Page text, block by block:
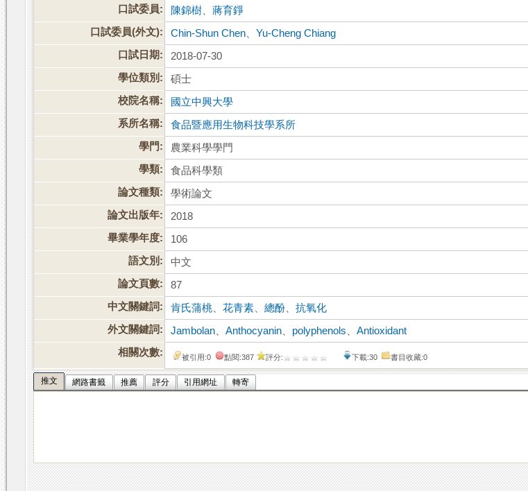
口試委員:
陳錦樹 、蔣育錚
口試委員(外文):
Chin-Shun Chen 、Yu-Cheng Chiang
口試日期:
2018-07-30
學位類別:
碩士
校院名稱:
國立中興大學
系所名稱:
食品暨應用生物科技學系所
學門:
農業科學學門
學類:
食品科學類
論文種類:
學術論文
論文出版年:
2018
畢業學年度:
106
語文別:
中文
論文頁數:
87
中文關鍵詞:
肯氏蒲桃 、花青素 、總酚 、抗氧化
外文關鍵詞:
Jambolan 、Anthocyanin polyphenols 、Antioxidant
相關次數:
被引用:0 點閱:387 評分: 下載:30 書目收藏:0
推文 網路書籤 推薦 評分 引用網址 轉寄